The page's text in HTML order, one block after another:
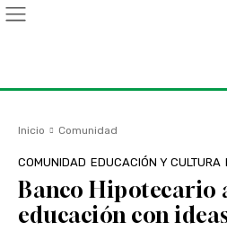
Inicio Comunidad
COMUNIDAD EDUCACIÓN Y CULTURA
Banco Hipotecario
educación con